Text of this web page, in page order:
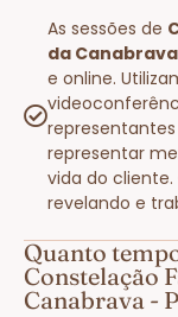
As sessões de
da
e online.
representar
vida do
revelando e
Quanto
Constelação
Canabrava -